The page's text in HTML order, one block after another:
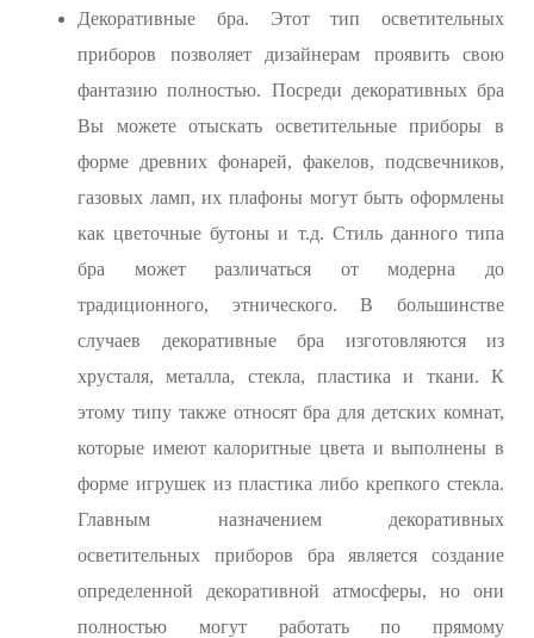
Декоративные бра. Этот тип осветительных
приборов позволяет дизайнерам проявить свою
фантазию полностью. Посреди декоративных бра
Вы можете отыскать осветительные приборы в
форме древних фонарей, факелов, подсвечников,
газовых ламп, их плафоны могут быть оформлены
как цветочные бутоны и т.д. Стиль данного типа
бра может различаться от модерна до
традиционного, этнического. В большинстве
случаев декоративные бра изготовляются из
хрусталя, металла, стекла, пластика и ткани. К
этому типу также относят бра для детских комнат,
которые имеют калоритные цвета и выполнены в
форме игрушек из пластика либо крепкого стекла.
Главным назначением декоративных
осветительных приборов бра является создание
определенной декоративной атмосферы, но они
полностью могут работать по прямому